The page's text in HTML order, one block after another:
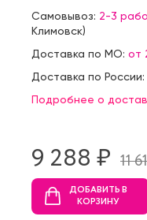
Самовывоз: 2-3
Климовск)
Доставка по МО: от
Доставка по России:
Подробнее о
9 288 ₷ 11
ДОБАВИТЬ В
КОРЗИНУ